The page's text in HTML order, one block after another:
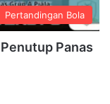
Pertandingan Bola
Panas